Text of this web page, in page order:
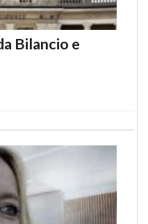
Bilancio e